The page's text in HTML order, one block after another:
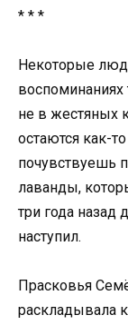
* * *
Некоторые
воспоминаниях
не в жестяных
остаются как-
почувствуешь
лаванды,
три года назад
наступил.
Прасковья
раскладывала